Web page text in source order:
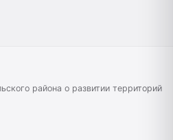
района о развитии территорий